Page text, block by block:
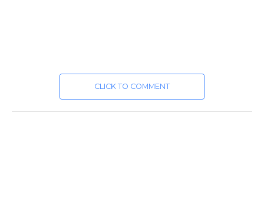
CLICK TO COMMENT